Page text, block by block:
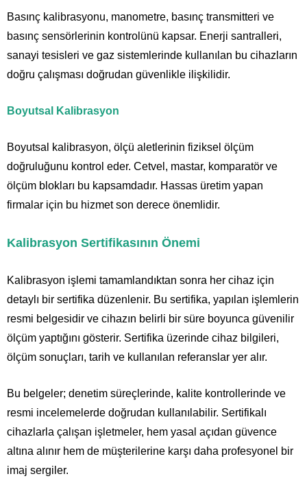
Basınç kalibrasyonu, manometre, basınç transmitteri ve
basınç sensörlerinin kontrolünü kapsar. Enerji santralleri,
sanayi tesisleri ve gaz sistemlerinde kullanılan bu cihazların
doğru çalışması doğrudan güvenlikle ilişkilidir.
Boyutsal Kalibrasyon
Boyutsal kalibrasyon, ölçü aletlerinin fiziksel ölçüm
doğruluğunu kontrol eder. Cetvel, mastar, komparatör ve
ölçüm blokları bu kapsamdadır. Hassas üretim yapan
firmalar için bu hizmet son derece önemlidir.
Kalibrasyon Sertifikasının Önemi
Kalibrasyon işlemi tamamlandıktan sonra her cihaz için
detaylı bir sertifika düzenlenir. Bu sertifika, yapılan işlemlerin
resmi belgesidir ve cihazın belirli bir süre boyunca güvenilir
ölçüm yaptığını gösterir. Sertifika üzerinde cihaz bilgileri,
ölçüm sonuçları, tarih ve kullanılan referanslar yer alır.
Bu belgeler; denetim süreçlerinde, kalite kontrollerinde ve
resmi incelemelerde doğrudan kullanılabilir. Sertifikalı
cihazlarla çalışan işletmeler, hem yasal açıdan güvence
altına alınır hem de müşterilerine karşı daha profesyonel bir
imaj sergiler.